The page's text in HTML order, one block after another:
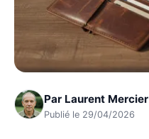
Par Laurent Mercier
Publié le 29/04/2026